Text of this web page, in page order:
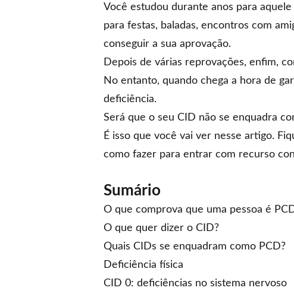
Você estudou durante anos para
para festas, baladas, encontros com
conseguir a sua aprovação.
Depois de várias reprovações, enfim,
No entanto, quando chega a hora de
deficiência.
Será que o seu CID não se enquadra
É isso que você vai ver nesse artigo.
como fazer para entrar com recurso
Sumário
O que comprova que uma pessoa é
O que quer dizer o CID?
Quais CIDs se enquadram como PCD?
Deficiência física
CID 0: deficiências no sistema nervoso